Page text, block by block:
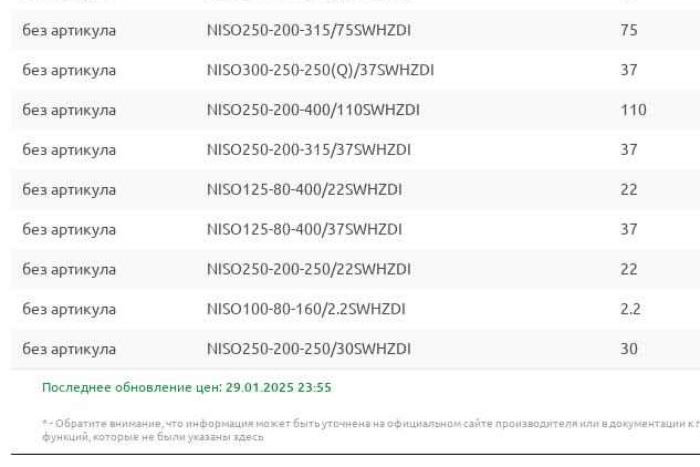
без артикула NISO250-200-315/75SWHZDI 75
без артикула NISO300-250-250(Q)/37SWHZDI 37
без артикула NISO250-200-400/110SWHZDI 110
без артикула NISO250-200-315/37SWHZDI 37
без артикула NISO125-80-400/22SWHZDI 22
без артикула NISO125-80-400/37SWHZDI 37
без артикула NISO250-200-250/22SWHZDI 22
без артикула NISO100-80-160/2.2SWHZDI 2.2
без артикула NISO250-200-250/30SWHZDI 30
Последнее обновление цен: 29.01.2025 23:55
* - Обратите внимание, что информация может быть уточнена на официальном сайте производителя или в
функций, которые не были указаны здесь